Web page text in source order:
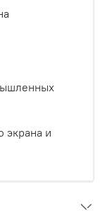
экрана и